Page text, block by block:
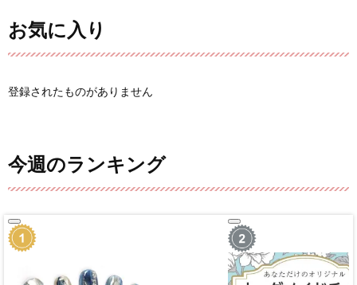
お気に入り
登録されたものがありません
今週のランキング